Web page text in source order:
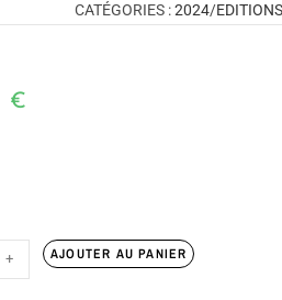
CATÉGORIES :2024/
€
+ AJOUTER AU PANIER